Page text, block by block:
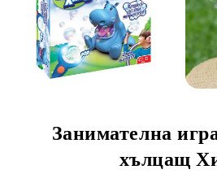
Занимателна
хълцащ